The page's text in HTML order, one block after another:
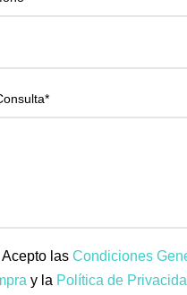
*
Acepto las Condiciones
y la Política de